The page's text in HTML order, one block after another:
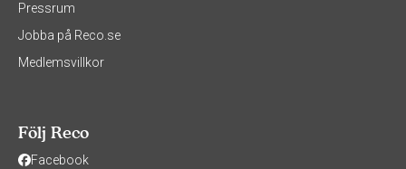
Pressrum
Jobba på Reco.se
Medlemsvillkor
Följ Reco
Facebook